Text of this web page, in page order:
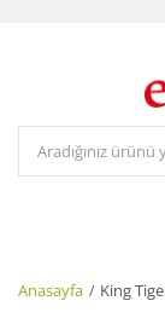
Anasayfa King